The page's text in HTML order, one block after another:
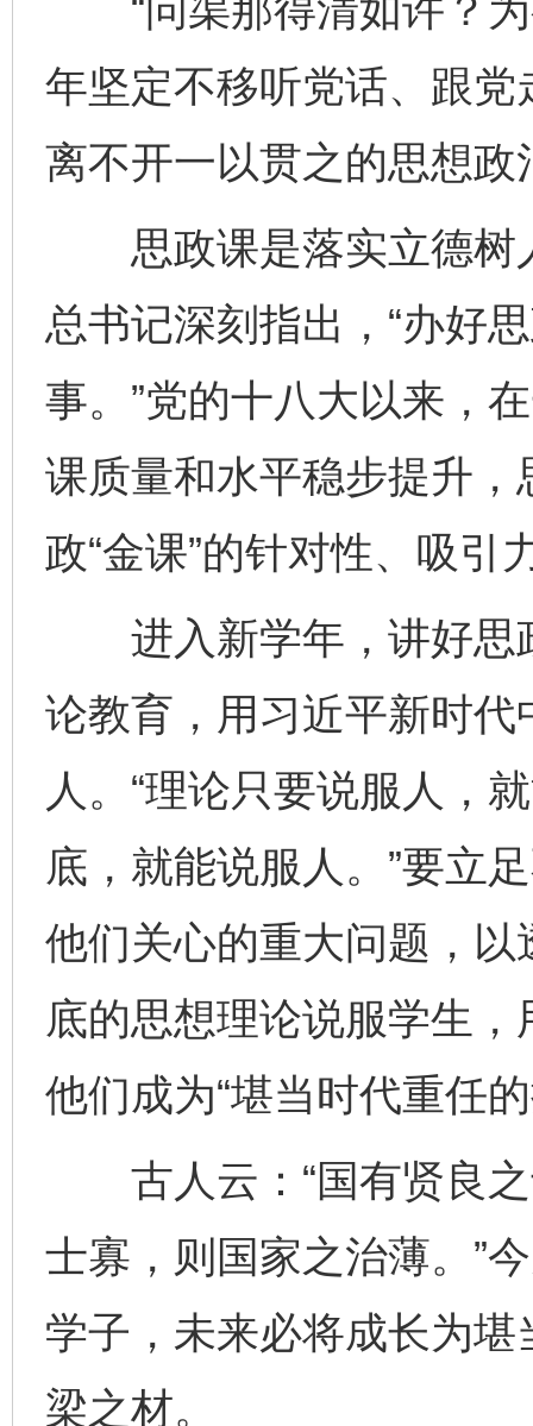
“问渠那得清如许？为
年坚定不移听党话、跟
离不开一以贯之的思想
思政课是落实立德树
总书记深刻指出，“办好
事。”党的十八大以来，
课质量和水平稳步提升
政“金课”的针对性、吸引
进入新学年，讲好思
论教育，用习近平新时
人。“理论只要说服人，
底，就能说服人。”要立
他们关心的重大问题，
底的思想理论说服学生
他们成为“堪当时代重任
古人云：“国有贤良之
士寡，则国家之治薄。”
学子，未来必将成长为
梁之材。
完善运行机制助力责任有效落实 一纸欠
东山县通报“牛蛙产品抗生素超标问题” 法